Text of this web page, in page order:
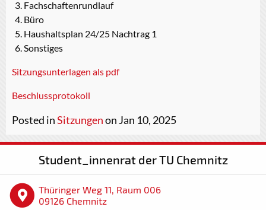
Fachschaftenrundlauf
Büro
Haushaltsplan 24/25 Nachtrag 1
Sonstiges
Sitzungsunterlagen als pdf
Beschlussprotokoll
Posted inSitzungenon Jan 10, 2025
Student_innenrat der TU Chemnitz
Thüringer Weg 11, Raum 006
09126 Chemnitz